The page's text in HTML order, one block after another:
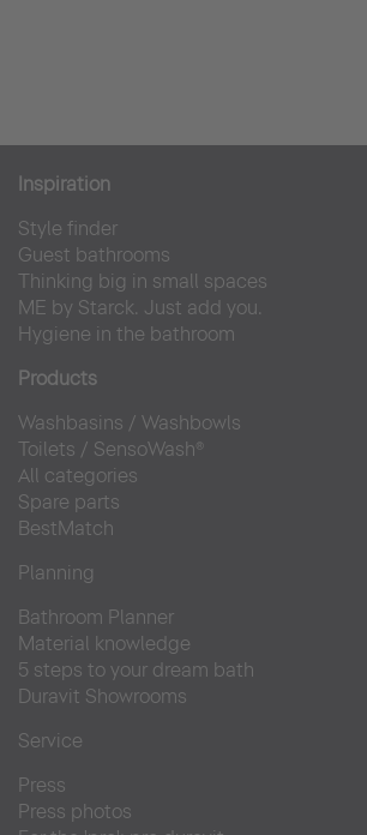
Inspiration
Style finder
Guest bathrooms
Thinking big in small spaces
ME by Starck. Just add you.
Hygiene in the bathroom
Products
Washbasins / Washbowls
Toilets / SensoWash®
All categories
Spare parts
BestMatch
Planning
Bathroom Planner
Material knowledge
5 steps to your dream bath
Duravit Showrooms
Service
Press
Press photos